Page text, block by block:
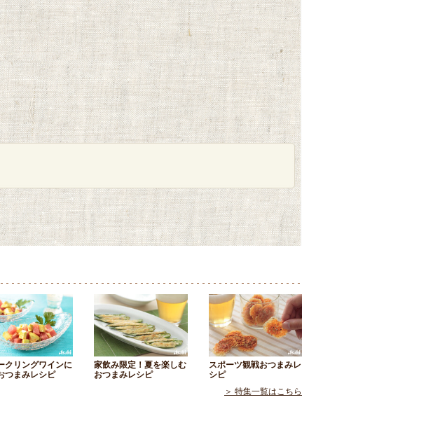
クリングワインに
つまみレシピ
家飲み限定！夏を楽しむ
おつまみレシピ
スポーツ観戦おつまみレ
シピ
＞ 特集一覧はこちら